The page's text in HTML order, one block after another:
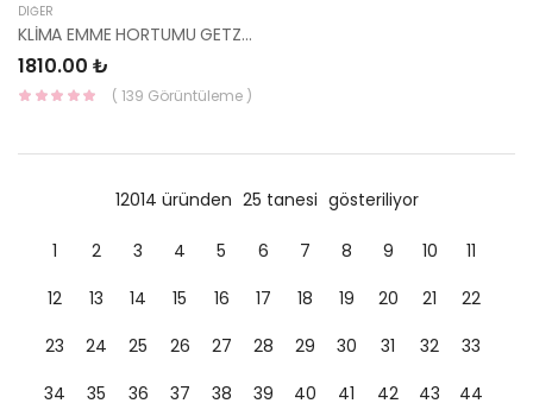
DIĞER
KLİMA EMME HORTUMU GETZ 97763-1C150-HMC
1810.00 ₺
( 139 Görüntüleme )
12014 üründen 25 tanesi gösteriliyor
1 2 3 4 5 6 7 8 9 10
11
12
13 14 15 16 17 18 19 20 21
22
23
24 25 26 27 28 29 30 31 32
33
34
35 36 37 38 39 40 41 42 43
44